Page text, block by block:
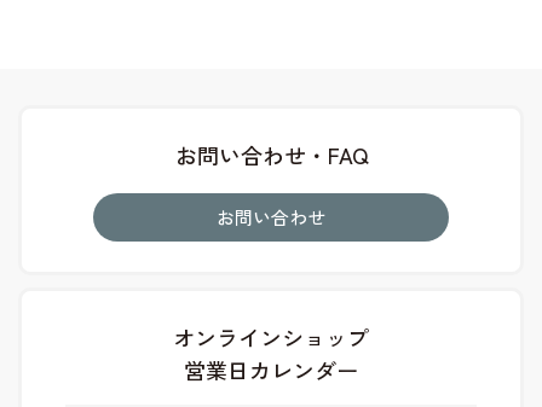
お問い合わせ・FAQ
お問い合わせ
オンラインショップ
営業日カレンダー